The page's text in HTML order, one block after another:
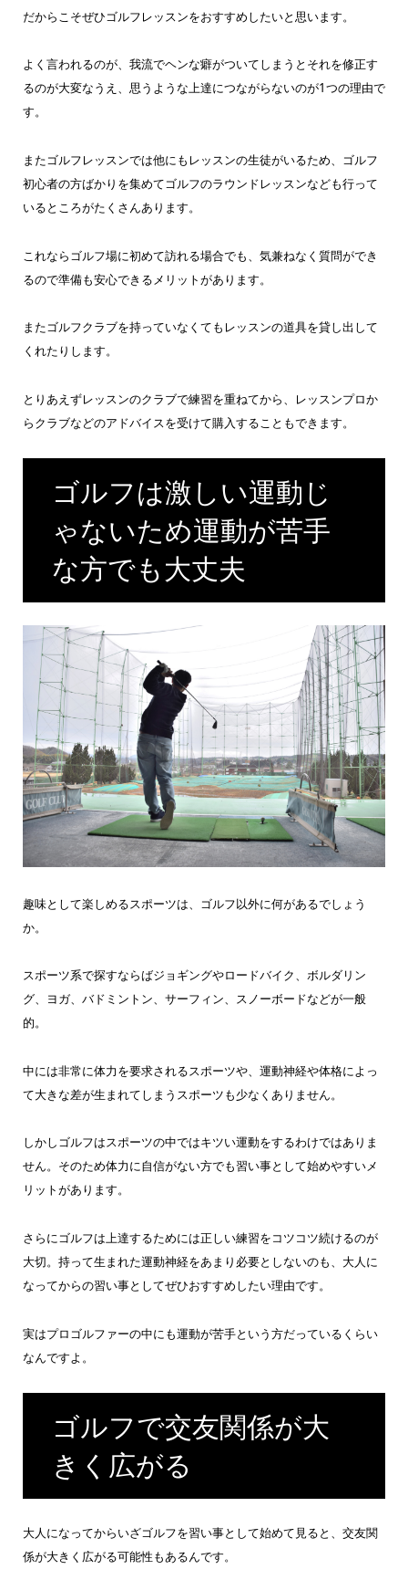
だからこそぜひゴルフレッスンをおすすめしたいと思います。
よく言われるのが、我流でヘンな癖がついてしまうとそれを修正す
るのが大変なうえ、思うような上達につながらないのが1つの理由で
す。
またゴルフレッスンでは他にもレッスンの生徒がいるため、ゴルフ
初心者の方ばかりを集めてゴルフのラウンドレッスンなども行って
いるところがたくさんあります。
これならゴルフ場に初めて訪れる場合でも、気兼ねなく質問ができ
るので準備も安心できるメリットがあります。
またゴルフクラブを持っていなくてもレッスンの道具を貸し出して
くれたりします。
とりあえずレッスンのクラブで練習を重ねてから、レッスンプロか
らクラブなどのアドバイスを受けて購入することもできます。
ゴルフは激しい運動じ
ゃないため運動が苦手
な方でも大丈夫
趣味として楽しめるスポーツは、ゴルフ以外に何があるでしょう
か。
スポーツ系で探すならばジョギングやロードバイク、ボルダリン
グ、ヨガ、バドミントン、サーフィン、スノーボードなどが一般
的。
中には非常に体力を要求されるスポーツや、運動神経や体格によっ
て大きな差が生まれてしまうスポーツも少なくありません。
しかしゴルフはスポーツの中ではキツい運動をするわけではありま
せん。そのため体力に自信がない方でも習い事として始めやすいメ
リットがあります。
さらにゴルフは上達するためには正しい練習をコツコツ続けるのが
大切。持って生まれた運動神経をあまり必要としないのも、大人に
なってからの習い事としてぜひおすすめしたい理由です。
実はプロゴルファーの中にも運動が苦手という方だっているくらい
なんですよ。
ゴルフで交友関係が大
きく広がる
大人になってからいざゴルフを習い事として始めて見ると、交友関
係が大きく広がる可能性もあるんです。